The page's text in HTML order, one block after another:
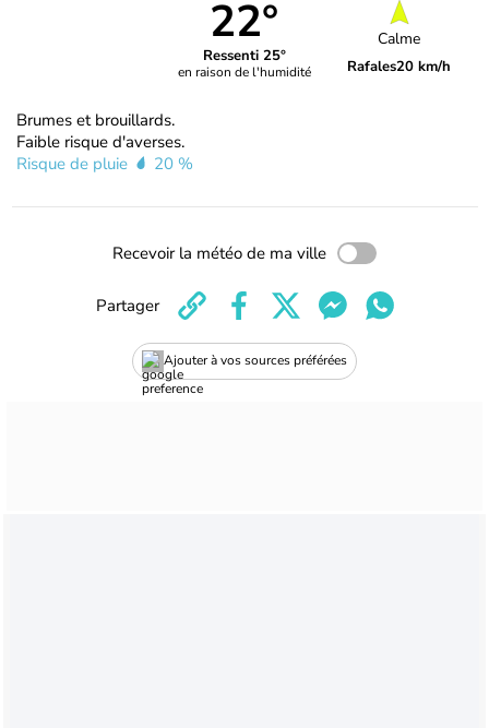
22°
Ressenti 25°
en raison de l'humidité
Calme
Rafales20 km/h
Brumes et brouillards.
Faible risque d'averses.
Risque de pluie
20 %
Recevoir la météo de ma ville
Ajouter à vos sources préférées
Partager